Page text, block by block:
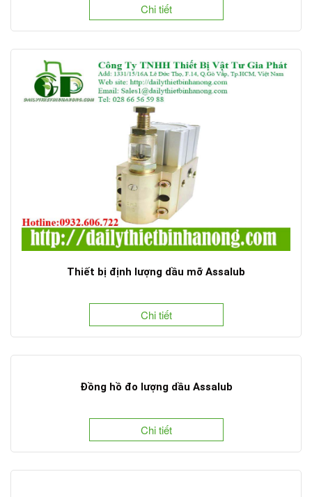
Chi tiết
Thiết bị định lượng dầu mỡ Assalub
Chi tiết
Đồng hồ đo lượng dầu Assalub
Chi tiết